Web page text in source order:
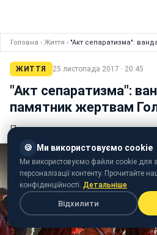
Головна › Життя › "Акт сепаратизма":
ЖИТТЯ 25 листопада 2017 · 20:45
"Акт сепаратизма":
памятник жертвам
Памятник залили машинным
🍪 Ми використовуємо cookie
Ми використовуємо файли cookie для
персоналізації контенту. Прочитайте
конфіденційності. Детальніше
Відхилити